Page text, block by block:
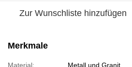
Zur Wunschliste hinzufügen
Merkmale
Material:
Metall und Granit